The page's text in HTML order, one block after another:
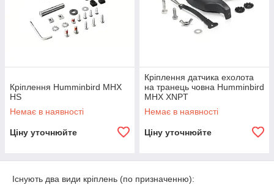
Кріплення Humminbird MHX
HS
Немає в наявності
Ціну уточнюйте
Кріплення датчика ехолота
на транець човна Humminbird
MHX XNPT
Немає в наявності
Ціну уточнюйте
Існують два види кріплень (по призначенню):